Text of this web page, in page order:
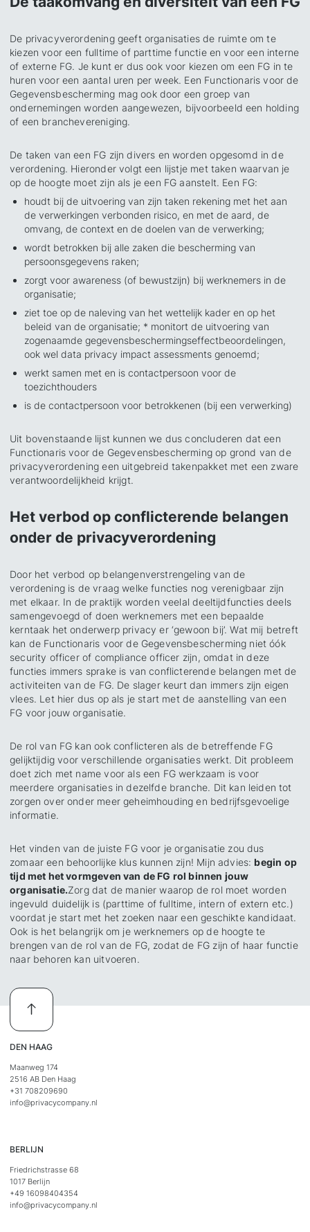
De privacyverordening geeft organisaties de ruimte om te
kiezen voor een fulltime of parttime functie en voor een interne
of externe FG. Je kunt er dus ook voor kiezen om een FG in te
huren voor een aantal uren per week. Een Functionaris voor de
Gegevensbescherming mag ook door een groep van
ondernemingen worden aangewezen, bijvoorbeeld een holding
of een branchevereniging.
De taken van een FG zijn divers en worden opgesomd in de
verordening. Hieronder volgt een lijstje met taken waarvan je
op de hoogte moet zijn als je een FG aanstelt. Een FG:
houdt bij de uitvoering van zijn taken rekening met het aan
de verwerkingen verbonden risico, en met de aard, de
omvang, de context en de doelen van de verwerking;
wordt betrokken bij alle zaken die bescherming van
persoonsgegevens raken;
zorgt voor awareness (of bewustzijn) bij werknemers in de
organisatie;
ziet toe op de naleving van het wettelijk kader en op het
beleid van de organisatie; * monitort de uitvoering van
zogenaamde gegevensbeschermingseffectbeoordelingen,
ook wel data privacy impact assessments genoemd;
werkt samen met en is contactpersoon voor de
toezichthouders
is de contactpersoon voor betrokkenen (bij een verwerking)
Uit bovenstaande lijst kunnen we dus concluderen dat een
Functionaris voor de Gegevensbescherming op grond van de
privacyverordening een uitgebreid takenpakket met een zware
verantwoordelijkheid krijgt.
Het verbod op conflicterende belangen
onder de privacyverordening
Door het verbod op belangenverstrengeling van de
verordening is de vraag welke functies nog verenigbaar zijn
met elkaar. In de praktijk worden veelal deeltijdfuncties deels
samengevoegd of doen werknemers met een bepaalde
kerntaak het onderwerp privacy er ‘gewoon bij’. Wat mij betreft
kan de Functionaris voor de Gegevensbescherming niet óók
security officer of compliance officer zijn, omdat in deze
functies immers sprake is van conflicterende belangen met de
activiteiten van de FG. De slager keurt dan immers zijn eigen
vlees. Let hier dus op als je start met de aanstelling van een
FG voor jouw organisatie.
De rol van FG kan ook conflicteren als de betreffende FG
gelijktijdig voor verschillende organisaties werkt. Dit probleem
doet zich met name voor als een FG werkzaam is voor
meerdere organisaties in dezelfde branche. Dit kan leiden tot
zorgen over onder meer geheimhouding en bedrijfsgevoelige
informatie.
Het vinden van de juiste FG voor je organisatie zou dus
zomaar een behoorlijke klus kunnen zijn! Mijn advies: begin op
tijd met het vormgeven van de FG rol binnen jouw
organisatie.Zorg dat de manier waarop de rol moet worden
ingevuld duidelijk is (parttime of fulltime, intern of extern etc.)
voordat je start met het zoeken naar een geschikte kandidaat.
Ook is het belangrijk om je werknemers op de hoogte te
brengen van de rol van de FG, zodat de FG zijn of haar functie
naar behoren kan uitvoeren.
DEN HAAG
Maanweg 174
2516 AB Den Haag
+31 708209690
info@privacycompany.nl
BERLIJN
Friedrichstrasse 68
1017 Berlijn
+49 16098404354
info@privacycompany.nl